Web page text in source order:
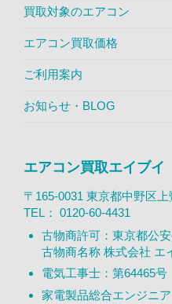
買取対象のエアコン
エアコン買取価格
ご利用案内
お知らせ・BLOG
エアコン買取エイブイ
〒165-0031 東京都中野区
TEL： 0120-60-4431
古物商許可：東京都公
古物商名称 株式会社 エ
電気工事士：第64465号
家電製品総合エンジニア